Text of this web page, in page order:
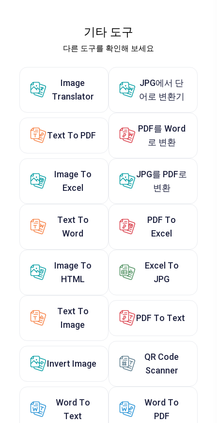
기타 도구
다른 도구를 확인해 보세요
Image
Translator
JPG에서 단
어로 변환기
Text To PDF
PDF를 Word
로 변환
Image To
Excel
JPG를 PDF로
변환
Text To
Word
PDF To
Excel
Image To
HTML
Excel To
JPG
Text To
Image
PDF To Text
Invert Image
QR Code
Scanner
Word To
Text
Word To
PDF